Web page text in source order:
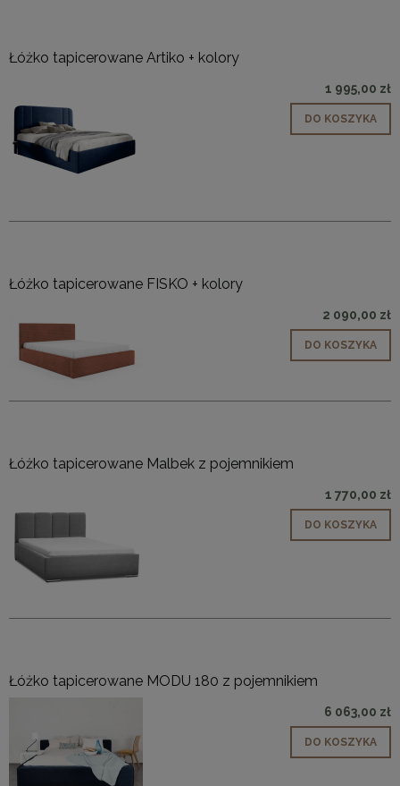
Łóżko tapicerowane Artiko + kolory
1 995,00 zł
DO KOSZYKA
Łóżko tapicerowane FISKO + kolory
2 090,00 zł
DO KOSZYKA
Łóżko tapicerowane Malbek z pojemnikiem
1 770,00 zł
DO KOSZYKA
Łóżko tapicerowane MODU 180 z pojemnikiem
6 063,00 zł
DO KOSZYKA